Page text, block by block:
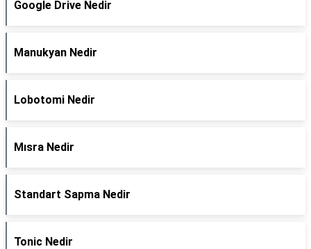
Google Drive Nedir
Manukyan Nedir
Lobotomi Nedir
Mısra Nedir
Standart Sapma Nedir
Tonic Nedir